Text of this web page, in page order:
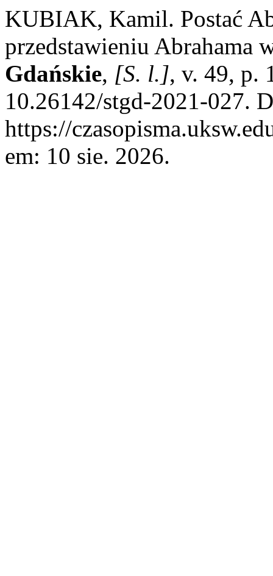
KUBIAK, Kamil. Postać
przedstawieniu
Gdańskie, [S. l.], v. 49, p.
10.26142/stgd-2021-027.
https://
em: 10 sie. 2026.